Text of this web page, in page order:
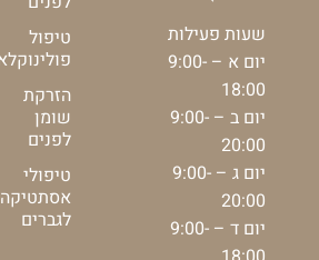
שעות פעילות
יום א – 9:00-
18:00
יום ב – 9:00-
20:00
יום ג – 9:00-
20:00
יום ד – 9:00-
טיפול
הזרקת
שומן
לפנים
טיפולי
אסתטיקה
לגברים